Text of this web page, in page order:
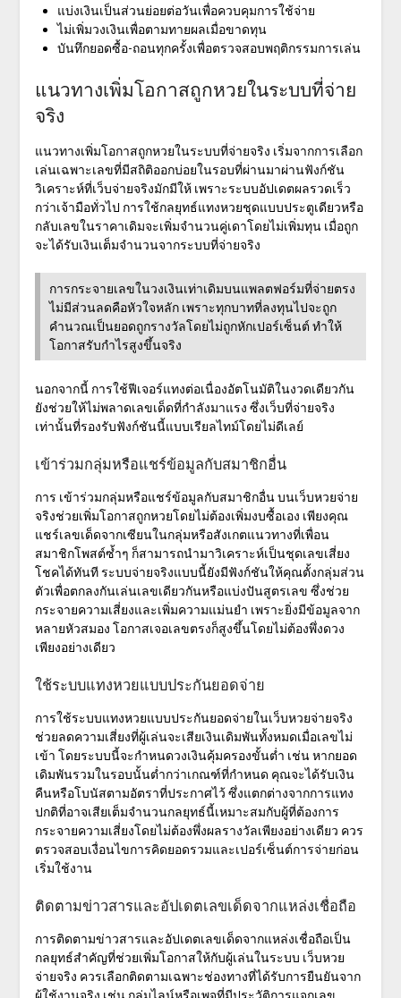
แบ่งเงินเป็นส่วนย่อยต่อวันเพื่อควบคุมการใช้จ่าย
ไม่เพิ่มวงเงินเพื่อตามทายผลเมื่อขาดทุน
บันทึกยอดซื้อ-ถอนทุกครั้งเพื่อตรวจสอบพฤติกรรมการเล่น
แนวทางเพิ่มโอกาสถูกหวยในระบบที่จ่าย
จริง
แนวทางเพิ่มโอกาสถูกหวยในระบบที่จ่ายจริง เริ่มจากการเลือก
เล่นเฉพาะเลขที่มีสถิติออกบ่อยในรอบที่ผ่านมาผ่านฟังก์ชัน
วิเคราะห์ที่เว็บจ่ายจริงมักมีให้ เพราะระบบอัปเดตผลรวดเร็ว
กว่าเจ้ามือทั่วไป การใช้กลยุทธ์แทงหวยชุดแบบประตูเดียวหรือ
กลับเลขในราคาเดิมจะเพิ่มจำนวนคู่เดาโดยไม่เพิ่มทุน เมื่อถูก
จะได้รับเงินเต็มจำนวนจากระบบที่จ่ายจริง
การกระจายเลขในวงเงินเท่าเดิมบนแพลตฟอร์มที่จ่ายตรง
ไม่มีส่วนลดคือหัวใจหลัก เพราะทุกบาทที่ลงทุนไปจะถูก
คำนวณเป็นยอดถูกรางวัลโดยไม่ถูกหักเปอร์เซ็นต์ ทำให้
โอกาสรับกำไรสูงขึ้นจริง
นอกจากนี้ การใช้ฟีเจอร์แทงต่อเนื่องอัตโนมัติในงวดเดียวกัน
ยังช่วยให้ไม่พลาดเลขเด็ดที่กำลังมาแรง ซึ่งเว็บที่จ่ายจริง
เท่านั้นที่รองรับฟังก์ชันนี้แบบเรียลไทม์โดยไม่ดีเลย์
เข้าร่วมกลุ่มหรือแชร์ข้อมูลกับสมาชิกอื่น
การ เข้าร่วมกลุ่มหรือแชร์ข้อมูลกับสมาชิกอื่นบนเว็บหวยจ่าย
จริงช่วยเพิ่มโอกาสถูกหวยโดยไม่ต้องเพิ่มงบซื้อเอง เพียงคุณ
แชร์เลขเด็ดจากเซียนในกลุ่มหรือสังเกตแนวทางที่เพื่อน
สมาชิกโพสต์ซ้ำๆ ก็สามารถนำมาวิเคราะห์เป็นชุดเลขเสี่ยง
โชคได้ทันที ระบบจ่ายจริงแบบนี้ยังมีฟังก์ชันให้คุณตั้งกลุ่มส่วน
ตัวเพื่อตกลงกันเล่นเลขเดียวกันหรือแบ่งปันสูตรเลข ซึ่งช่วย
กระจายความเสี่ยงและเพิ่มความแม่นยำ เพราะยิ่งมีข้อมูลจาก
หลายหัวสมอง โอกาสเจอเลขตรงก็สูงขึ้นโดยไม่ต้องพึ่งดวง
เพียงอย่างเดียว
ใช้ระบบแทงหวยแบบประกันยอดจ่าย
การใช้ระบบแทงหวยแบบประกันยอดจ่ายในเว็บหวยจ่ายจริง
ช่วยลดความเสี่ยงที่ผู้เล่นจะเสียเงินเดิมพันทั้งหมดเมื่อเลขไม่
เข้า โดยระบบนี้จะกำหนดวงเงินคุ้มครองขั้นต่ำ เช่น หากยอด
เดิมพันรวมในรอบนั้นต่ำกว่าเกณฑ์ที่กำหนด คุณจะได้รับเงิน
คืนหรือโบนัสตามอัตราที่ประกาศไว้ ซึ่งแตกต่างจากการแทง
ปกติที่อาจเสียเต็มจำนวนกลยุทธ์นี้เหมาะสมกับผู้ที่ต้องการ
กระจายความเสี่ยงโดยไม่ต้องพึ่งผลรางวัลเพียงอย่างเดียว ควร
ตรวจสอบเงื่อนไขการคิดยอดรวมและเปอร์เซ็นต์การจ่ายก่อน
เริ่มใช้งาน
ติดตามข่าวสารและอัปเดตเลขเด็ดจากแหล่งเชื่อถือ
การติดตามข่าวสารและอัปเดตเลขเด็ดจากแหล่งเชื่อถือเป็น
กลยุทธ์สำคัญที่ช่วยเพิ่มโอกาสให้กับผู้เล่นในระบบ เว็บหวย
จ่ายจริง ควรเลือกติดตามเฉพาะช่องทางที่ได้รับการยืนยันจาก
ผู้ใช้งานจริง เช่น กลุ่มไลน์หรือเพจที่มีประวัติการแจกเลข